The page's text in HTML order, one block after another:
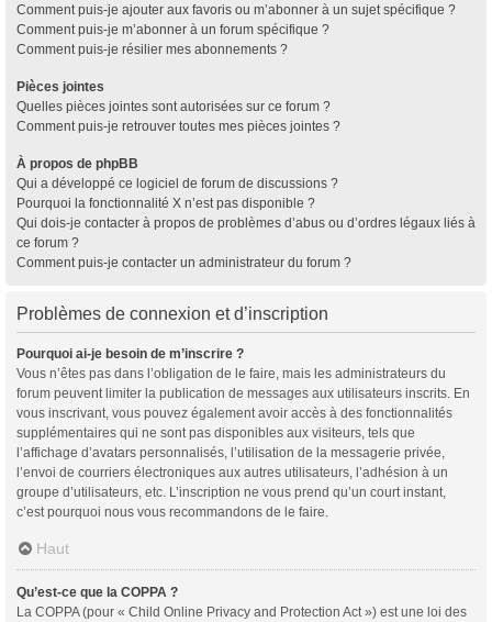
Comment puis-je ajouter aux favoris ou m’abonner à un sujet spécifique ?
Comment puis-je m’abonner à un forum spécifique ?
Comment puis-je résilier mes abonnements ?
Pièces jointes
Quelles pièces jointes sont autorisées sur ce forum ?
Comment puis-je retrouver toutes mes pièces jointes ?
À propos de phpBB
Qui a développé ce logiciel de forum de discussions ?
Pourquoi la fonctionnalité X n’est pas disponible ?
Qui dois-je contacter à propos de problèmes d’abus ou d’ordres légaux liés à
ce forum ?
Comment puis-je contacter un administrateur du forum ?
Problèmes de connexion et d’inscription
Pourquoi ai-je besoin de m’inscrire ?
Vous n’êtes pas dans l’obligation de le faire, mais les administrateurs du
forum peuvent limiter la publication de messages aux utilisateurs inscrits. En
vous inscrivant, vous pouvez également avoir accès à des fonctionnalités
supplémentaires qui ne sont pas disponibles aux visiteurs, tels que
l’affichage d’avatars personnalisés, l’utilisation de la messagerie privée,
l’envoi de courriers électroniques aux autres utilisateurs, l’adhésion à un
groupe d’utilisateurs, etc. L’inscription ne vous prend qu’un court instant,
c’est pourquoi nous vous recommandons de le faire.
Haut
Qu’est-ce que la COPPA ?
La COPPA (pour « Child Online Privacy and Protection Act ») est une loi des